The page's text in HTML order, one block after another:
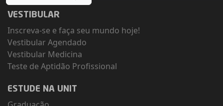
VESTIBULAR
Inscreva-se e faça seu mundo hoje!
Vestibular Agendado
Vestibular Medicina
Teste de Aptidão Profissional
ESTUDE NA UNIT